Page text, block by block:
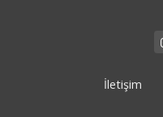
İletişim